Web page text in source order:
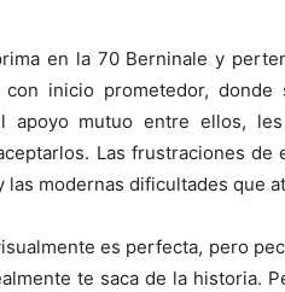
en la 70 Berninale y
inicio prometedor, donde
apoyo mutuo entre ellos,
Las frustraciones de
modernas dificultades que
es perfecta, pero
te saca de la historia.